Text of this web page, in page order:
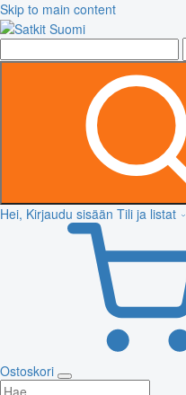
Skip to main content
Hei, Kirjaudu sisään Tili ja listat
Ostoskori